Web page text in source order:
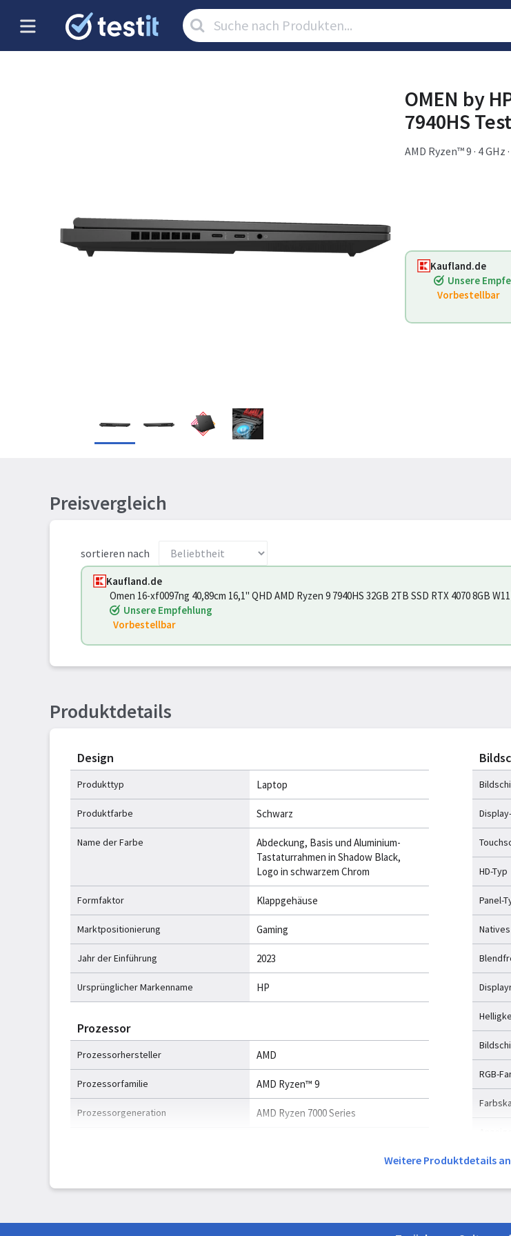
Artikel
suchen:
OMEN by
7940HS Test
AMD Ryzen™ 9 · 4 GHz
Kaufland.de
Unsere
Vorbestellbar
Preisvergleich
sortieren nach
Kaufland.de
Omen 16-xf0097ng 40,89cm 16,1" QHD AMD Ryzen 9 7940HS 32GB 2TB SSD RTX 4070 8GB
Shadow Schwarz (P) (84S08EA#ABD)
Unsere Empfehlung
Vorbestellbar
Produktdetails
Design
Produkttyp Laptop
Produktfarbe Schwarz
Name der Farbe
Abdeckung, Basis und Aluminium-
Tastaturrahmen in Shadow Black,
Logo in schwarzem Chrom
Formfaktor Klappgehäuse
Marktpositionierung Gaming
Jahr der Einführung 2023
Ursprünglicher Markenname HP
Prozessor
Prozessorhersteller AMD
Prozessorfamilie AMD Ryzen™ 9
Prozessorgeneration AMD Ryzen 7000 Series
HD-Typ
Panel-
RGB-
Weitere Produktdetails